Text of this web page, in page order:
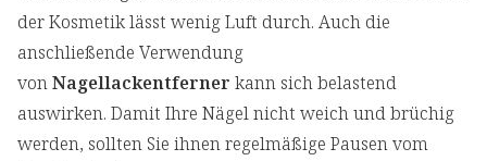
der Kosmetik lässt wenig Luft durch. Auch die
anschließende Verwendung
vonNagellackentferner kann sich belastend
auswirken. Damit Ihre Nägel nicht weich und brüchig
werden, sollten Sie ihnen regelmäßige Pausen vom